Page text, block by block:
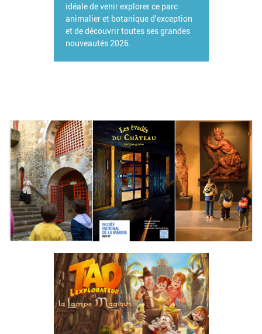
idéale de venir explorer ce parc
animalier et botanique d'exception
et de découvrir toutes ses grandes
nouveautés 2026.